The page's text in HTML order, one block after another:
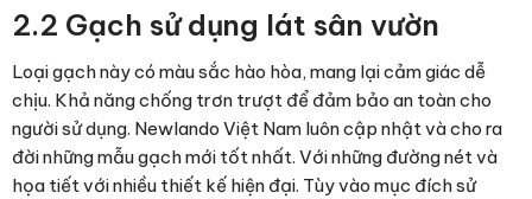
2.2 Gạch sử dụng lát sân vườn
Loại gạch này có màu sắc hào hòa, mang lại cảm giác dễ
chịu. Khả năng chống trơn trượt để đảm bảo an toàn cho
người sử dụng. Newlando Việt Nam luôn cập nhật và cho ra
đời những mẫu gạch mới tốt nhất. Với những đường nét và
họa tiết với nhiều thiết kế hiện đại. Tùy vào mục đích sử